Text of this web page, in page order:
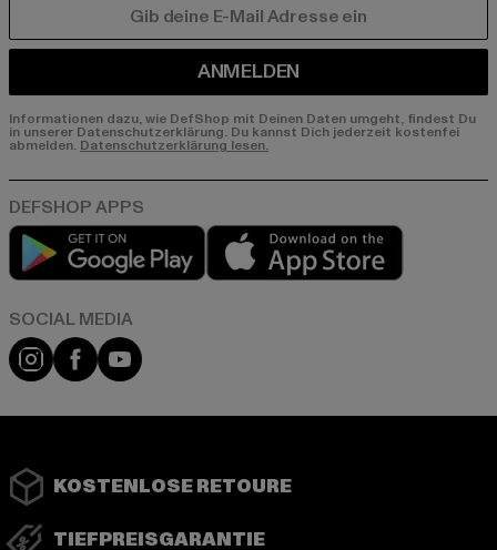
ANMELDEN
Informationen dazu, wie DefShop mit Deinen Daten umgeht, findest Du
in unserer Datenschutzerklärung. Du kannst Dich jederzeit kostenfei
abmelden. Datenschutzerklärung lesen.
Play market
Instagram
FacebookYouTube
KOSTENLOSE RETOURE
TIEFPREISGARANTIE